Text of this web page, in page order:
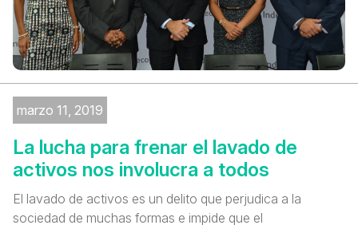
marzo 11, 2019
La lucha para frenar el lavado de
activos nos involucra a todos
El lavado de activos es un delito que perjudica a la
sociedad de muchas formas e impide que el